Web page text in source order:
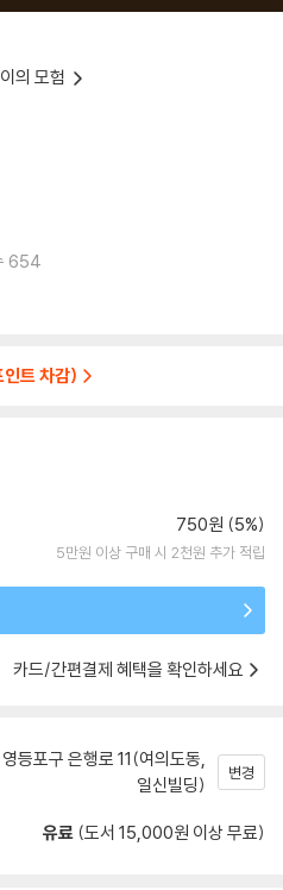
의 모험
654
트 차감)
750원 (5%)
5만원 이상 구매 시 2천원 추가 적립
카드/간편결제 혜택을 확인하세요
등포구 은행로 11(여의도동,
일신빌딩)
변경
유료 (도서 15,000원 이상 무료)